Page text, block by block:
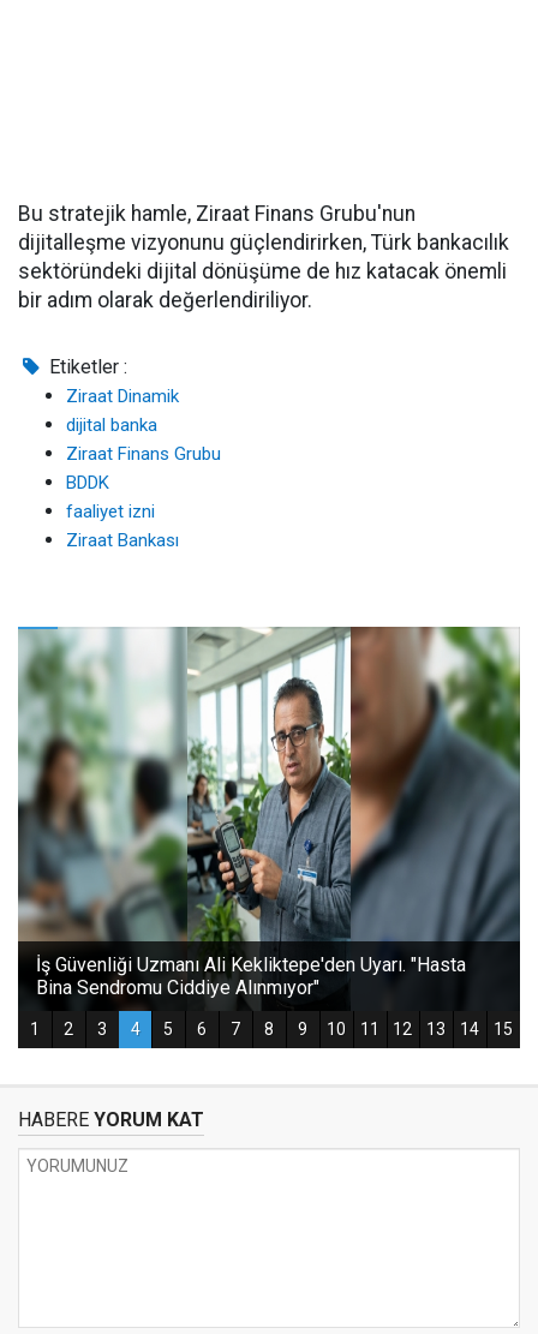
Bu stratejik hamle, Ziraat Finans Grubu'nun
dijitalleşme vizyonunu güçlendirirken, Türk bankacılık
sektöründeki dijital dönüşüme de hız katacak önemli
bir adım olarak değerlendiriliyor.
Etiketler :
Ziraat Dinamik
dijital banka
Ziraat Finans Grubu
BDDK
faaliyet izni
Ziraat Bankası
HABERE YORUM KAT